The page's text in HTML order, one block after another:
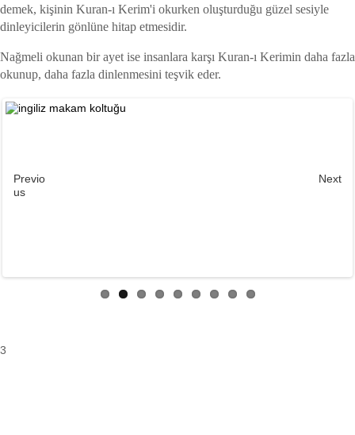
demek, kişinin Kuran-ı Kerim'i okurken oluşturduğu güzel sesiyle
dinleyicilerin gönlüne hitap etmesidir.
Nağmeli okunan bir ayet ise insanlara karşı Kuran-ı Kerimin daha fazla
okunup, daha fazla dinlenmesini teşvik eder.
Previo
us
Next
3